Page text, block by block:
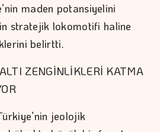
maden potansiyelini
stratejik lokomotifi haline
belirtti.
ZENGİNLİKLERİ KATMA
jeolojik